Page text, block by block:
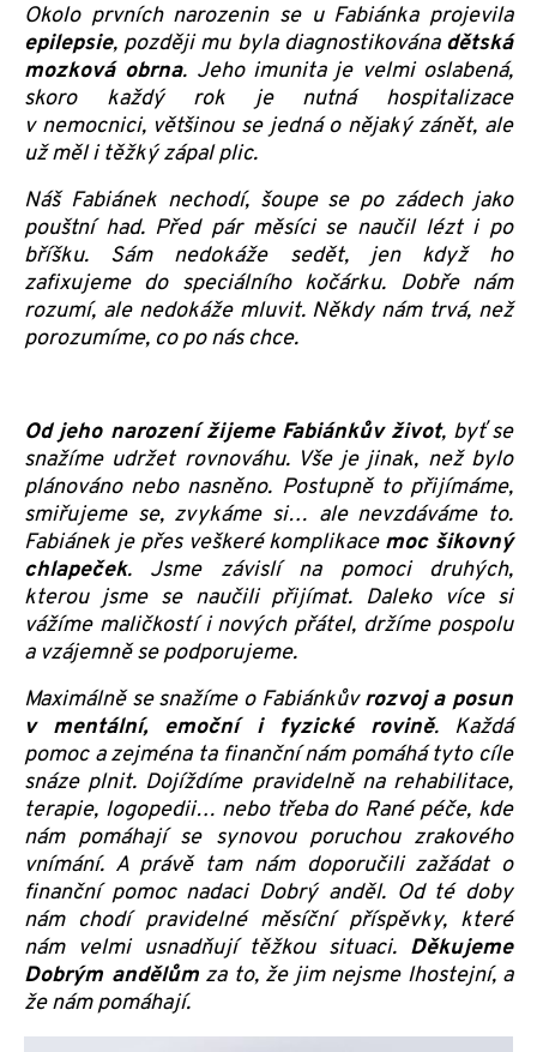
Okolo prvních narozenin se u Fabiánka projevila
epilepsie, později mu byla diagnostikována dětská
mozková obrna. Jeho imunita je velmi oslabená,
skoro každý rok je nutná hospitalizace
v nemocnici, většinou se jedná o nějaký zánět, ale
už měl i těžký zápal plic.
Náš Fabiánek nechodí, šoupe se po zádech jako
pouštní had. Před pár měsíci se naučil lézt i po
bříšku. Sám nedokáže sedět, jen když ho
zafixujeme do speciálního kočárku. Dobře nám
rozumí, ale nedokáže mluvit. Někdy nám trvá, než
porozumíme, co po nás chce.
Od jeho narození žijeme Fabiánkův život, byť se
snažíme udržet rovnováhu. Vše je jinak, než bylo
plánováno nebo nasněno. Postupně to přijímáme,
smiřujeme se, zvykáme si… ale nevzdáváme to.
Fabiánek je přes veškeré komplikace moc šikovný
chlapeček. Jsme závislí na pomoci druhých,
kterou jsme se naučili přijímat. Daleko více si
vážíme maličkostí i nových přátel, držíme pospolu
a vzájemně se podporujeme.
Maximálně se snažíme o Fabiánkůvrozvoj a posun
v mentální, emoční i fyzické rovině. Každá
pomoc a zejména ta finanční nám pomáhá tyto cíle
snáze plnit. Dojíždíme pravidelně na rehabilitace,
terapie, logopedii… nebo třeba do Rané péče, kde
nám pomáhají se synovou poruchou zrakového
vnímání. A právě tam nám doporučili zažádat o
finanční pomoc nadaci Dobrý anděl. Od té doby
nám chodí pravidelné měsíční příspěvky, které
nám velmi usnadňují těžkou situaci. Děkujeme
Dobrým andělůmza to, že jim nejsme lhostejní, a
že nám pomáhají.